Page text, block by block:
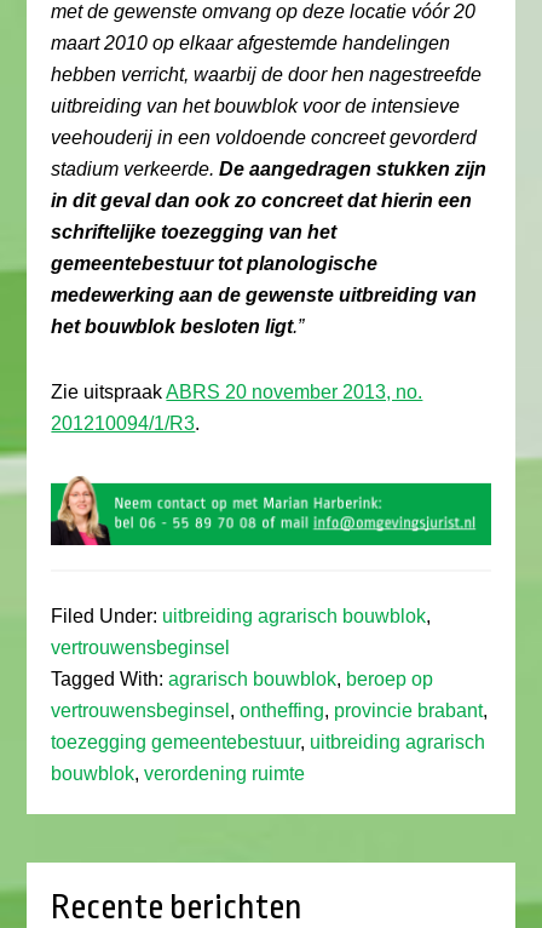
met de gewenste omvang op deze locatie vóór 20
maart 2010 op elkaar afgestemde handelingen
hebben verricht, waarbij de door hen nagestreefde
uitbreiding van het bouwblok voor de intensieve
veehouderij in een voldoende concreet gevorderd
stadium verkeerde.De aangedragen stukken zijn
in dit geval dan ook zo concreet dat hierin een
schriftelijke toezegging van het
gemeentebestuur tot planologische
medewerking aan de gewenste uitbreiding van
het bouwblok besloten ligt.”
Zie uitspraakABRS 20 november 2013, no.
201210094/1/R3.
Filed Under: uitbreiding agrarisch bouwblok,
vertrouwensbeginsel
Tagged With:agrarisch bouwblok, beroep op
vertrouwensbeginsel ,ontheffing, provincie brabant,
toezegging gemeentebestuur, uitbreiding agrarisch
bouwblok,verordening ruimte
Recente berichten